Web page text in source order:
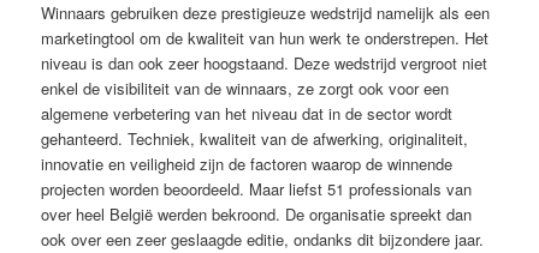
Winnaars gebruiken deze prestigieuze wedstrijd namelijk als een
marketingtool om de kwaliteit van hun werk te onderstrepen. Het
niveau is dan ook zeer hoogstaand. Deze wedstrijd vergroot niet
enkel de visibiliteit van de winnaars, ze zorgt ook voor een
algemene verbetering van het niveau dat in de sector wordt
gehanteerd. Techniek, kwaliteit van de afwerking, originaliteit,
innovatie en veiligheid zijn de factoren waarop de winnende
projecten worden beoordeeld. Maar liefst 51 professionals van
over heel België werden bekroond. De organisatie spreekt dan
ook over een zeer geslaagde editie, ondanks dit bijzondere jaar.